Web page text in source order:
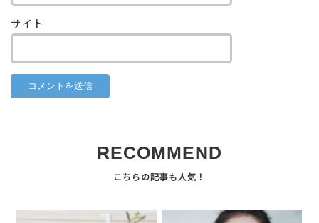
サイト
RECOMMEND